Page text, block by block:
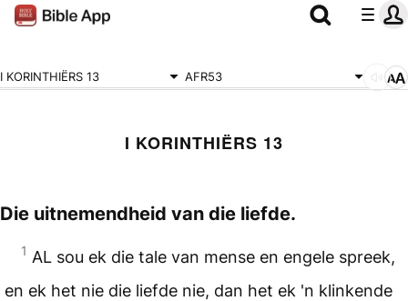
I KORINTHIËRS 13 AFR53
I KORINTHIËRS 13
Die uitnemendheid van die liefde.
1 AL sou ek die tale van mense en engele spreek,
en ek het nie die liefde nie, dan het ek 'n klinkende